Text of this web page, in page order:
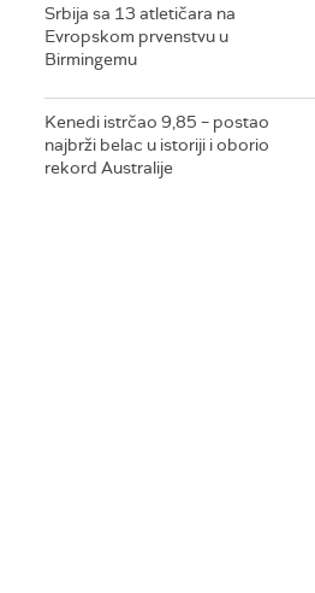
Srbija sa 13 atletičara na
Evropskom prvenstvu u
Birmingemu
Kenedi istrčao 9,85 – postao
najbrži belac u istoriji i oborio
rekord Australije